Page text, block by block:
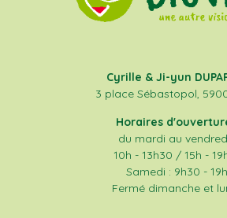
Cyrille & Ji-yun
3 place Sébastopol,
Horaires
du mardi au
10h - 13h30 / 15h -
Samedi : 9h30 - 19h
Fermé dimanche et